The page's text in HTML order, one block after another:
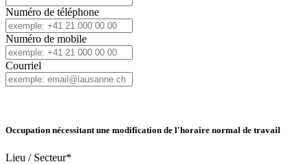
Numéro de téléphone
Numéro de mobile
Courriel
Occupation nécessitant une modification de l'horaire normal de travail
Lieu / Secteur*